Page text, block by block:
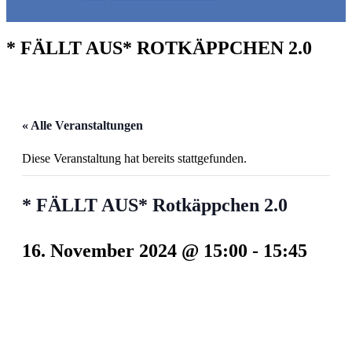
* FÄLLT AUS* ROTKÄPPCHEN 2.0
« Alle Veranstaltungen
Diese Veranstaltung hat bereits stattgefunden.
* FÄLLT AUS* Rotkäppchen 2.0
16. November 2024 @ 15:00 - 15:45